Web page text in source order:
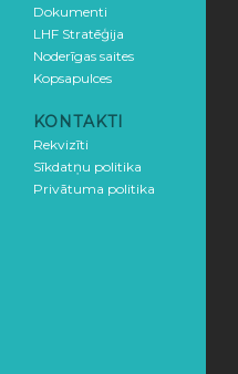
Dokumenti
LHF Stratēģija
Noderīgas saites
Kopsapulces
KONTAKTI
Rekvizīti
Sīkdatņu politika
Privātuma politika